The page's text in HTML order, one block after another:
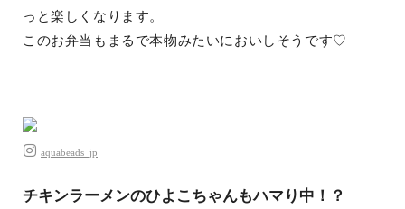
っと楽しくなります。
このお弁当もまるで本物みたいにおいしそうです♡
aquabeads_jp
チキンラーメンのひよこちゃんもハマり中！？